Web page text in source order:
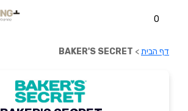
0
דף הבית>
BAKER'S SECRET